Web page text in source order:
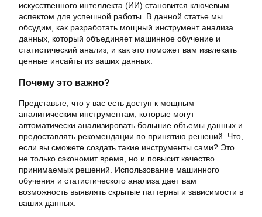
искусственного интеллекта (ИИ) становится ключевым
аспектом для успешной работы. В данной статье мы
обсудим, как разработать мощный инструмент анализа
данных, который объединяет машинное обучение и
статистический анализ, и как это поможет вам извлекать
ценные инсайты из ваших данных.
Почему это важно?
Представьте, что у вас есть доступ к мощным
аналитическим инструментам, которые могут
автоматически анализировать большие объемы данных и
предоставлять рекомендации по принятию решений. Что,
если вы сможете создать такие инструменты сами? Это
не только сэкономит время, но и повысит качество
принимаемых решений. Использование машинного
обучения и статистического анализа дает вам
возможность выявлять скрытые паттерны и зависимости в
ваших данных.